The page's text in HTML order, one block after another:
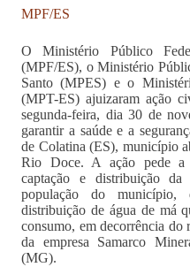
MPF/ES
O Ministério Público
(MPF/ES), o Ministério
Santo (MPES) e o
(MPT-ES) ajuizaram ação
segunda-feira, dia 30 de
garantir a saúde e a
de Colatina (ES), município
Rio Doce. A ação pede a
captação e distribuição
população do município,
distribuição de água de má
consumo, em decorrência do
da empresa Samarco
(MG).